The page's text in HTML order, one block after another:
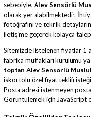
sebebiyle, Alev Sensörlü
olarak yer alabilmektedir.
fotoğrafını ve teknik
iletişime geçerek kolayca
Sitemizde listelenen fiyatlar 1
fabrika mutfakları kurulumu
toptan Alev Sensörlü
iskontolu özel fiyat teklifi
Posta adresi istenmeyen
Görüntülemek için JavaScript